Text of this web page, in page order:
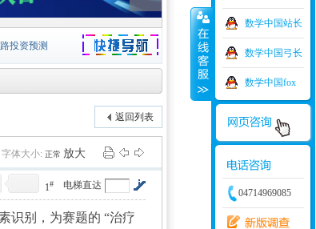
捷导航
投资预测
体力 比赛
返回列表
字体大小: 正常 放大
电梯直达
1#
识别，为赛题的 “治疗
数学中国站长
数学中国弓长
数学中国fox
04714969085